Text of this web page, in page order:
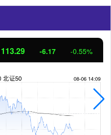
-6.17 -0.55%